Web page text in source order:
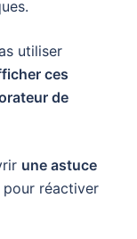
utiliser
ces
de
une astuce
pour réactiver